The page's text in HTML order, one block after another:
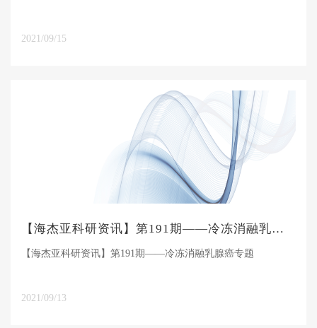
2021/09/15
【海杰亚科研资讯】第191期——冷冻消融乳腺癌专题
【海杰亚科研资讯】第191期——冷冻消融乳腺癌专题
2021/09/13